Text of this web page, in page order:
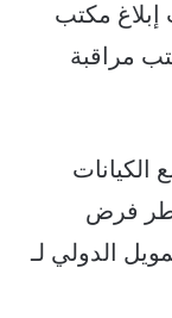
مكتب
مراقبة
الكيانات
فرض
الدولي لـ